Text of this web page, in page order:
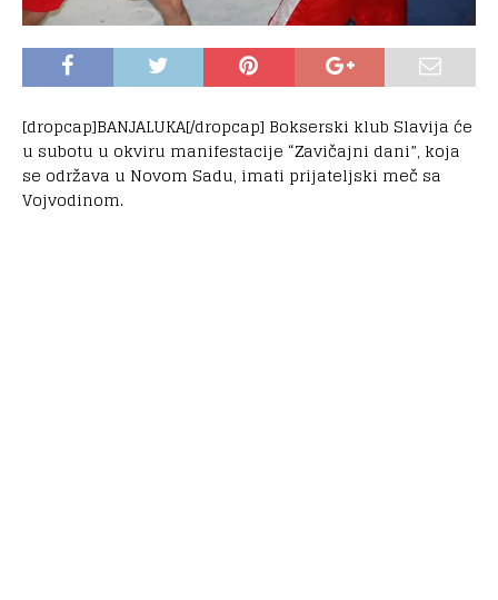
[dropcap]BANJALUKA[/dropcap] Bokserski klub Slavija će
u subotu u okviru manifestacije “Zavičajni dani”, koja
se održava u Novom Sadu, imati prijateljski meč sa
Vojvodinom.